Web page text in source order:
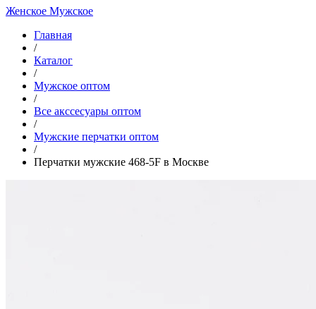
Женское Мужское
Главная
/
Каталог
/
Мужское оптом
/
Все акссесуары оптом
/
Мужские перчатки оптом
/
Перчатки мужские 468-5F в Москве